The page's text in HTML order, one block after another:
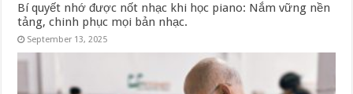
Bí quyết nhớ được nốt nhạc khi học piano: Nắm vững nền
tảng, chinh phục mọi bản nhạc.
September 13, 2025